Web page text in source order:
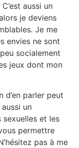
aussi un
je deviens
Je me
envies ne sont
socialement
jeux dont mon
d’en parler peut
un
et les
permettre
pas à me